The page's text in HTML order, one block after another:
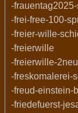
-
-frei-free-100-
-freier-wille-
-freierwille
-freierwille-2neu
-freskomalerei-
-freud-einstein-
-friedefuerst-